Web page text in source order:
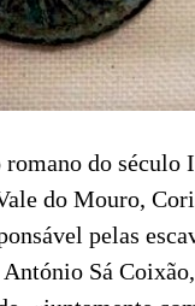
do século
do Mouro,
pelas
Sá